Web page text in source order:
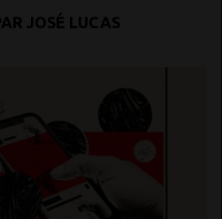
JOSÉ LUCAS